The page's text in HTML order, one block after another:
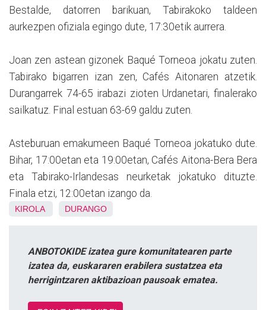
Bestalde, datorren barikuan, Tabirakoko taldeen
aurkezpen ofiziala egingo dute, 17:30etik aurrera.
Joan zen astean gizonek Baqué Torneoa jokatu zuten.
Tabirako bigarren izan zen, Cafés Aitonaren atzetik.
Durangarrek 74-65 irabazi zioten Urdanetari, finalerako
sailkatuz. Final estuan 63-69 galdu zuten.
Asteburuan emakumeen Baqué Torneoa jokatuko dute.
Bihar, 17:00etan eta 19:00etan, Cafés Aitona-Bera Bera
eta Tabirako-Irlandesas neurketak jokatuko dituzte.
Finala etzi, 12:00etan izango da.
KIROLA DURANGO
ANBOTOKIDE izatea gure komunitatearen parte
izatea da, euskararen erabilera sustatzea eta
herrigintzaren aktibazioan pausoak ematea.